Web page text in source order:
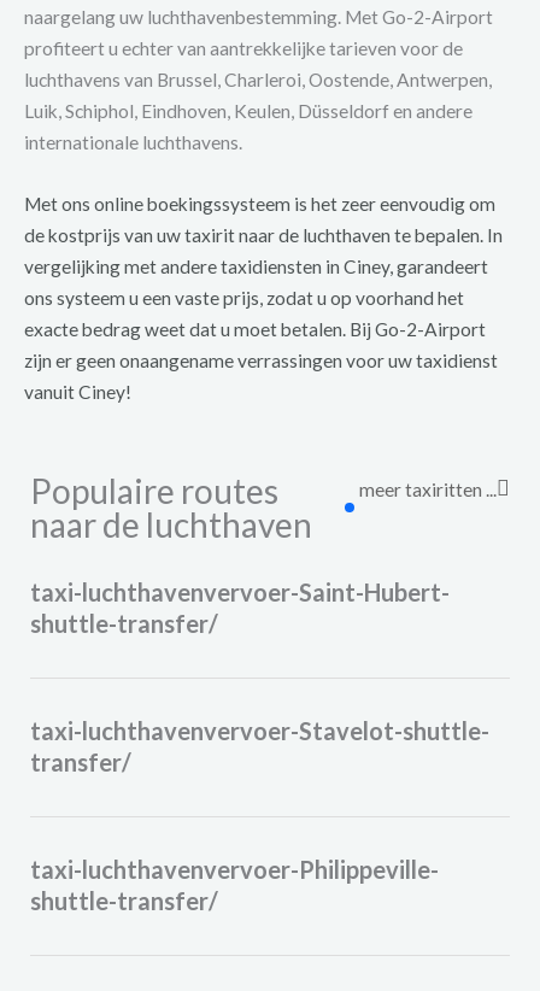
naargelang uw luchthavenbestemming. Met Go-2-Airport
profiteert u echter van aantrekkelijke tarieven voor de
luchthavens van Brussel, Charleroi, Oostende, Antwerpen,
Luik, Schiphol, Eindhoven, Keulen, Düsseldorf en andere
internationale luchthavens.
Met ons online boekingssysteem is het zeer eenvoudig om
de kostprijs van uw taxirit naar de luchthaven te bepalen. In
vergelijking met andere taxidiensten in Ciney, garandeert
ons systeem u een vaste prijs, zodat u op voorhand het
exacte bedrag weet dat u moet betalen. Bij Go-2-Airport
zijn er geen onaangename verrassingen voor uw taxidienst
vanuit Ciney!
Populaire routes
naar de luchthaven
meer taxiritten ...
taxi-luchthavenvervoer-Saint-Hubert-
shuttle-transfer/
taxi-luchthavenvervoer-Stavelot-shuttle-
transfer/
taxi-luchthavenvervoer-Philippeville-
shuttle-transfer/